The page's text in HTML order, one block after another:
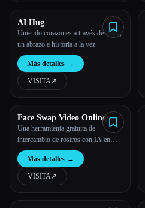
AI Hug
Uniendo corazones a través de la IA,
un abrazo e historia a la vez.
Más detalles →
VISITA↗︎
Face Swap Video Online
Free
Una herramienta gratuita de
intercambio de rostros con IA en
línea que te permite intercambiar
rostros de forma rápida y segura en
vídeos, imágenes y GIF con
resultados de alta calidad, todo ello
Más detalles →
VISITA↗︎